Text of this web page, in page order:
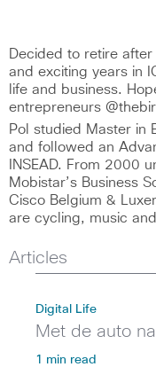
Decided to retire
and exciting years in
life and business.
entrepreneurs
Pol studied Master in
and followed an
INSEAD. From 2000
Mobistar’s Business
Cisco Belgium &
are cycling, music
Articles
Digital Life
Met de auto
1 min read